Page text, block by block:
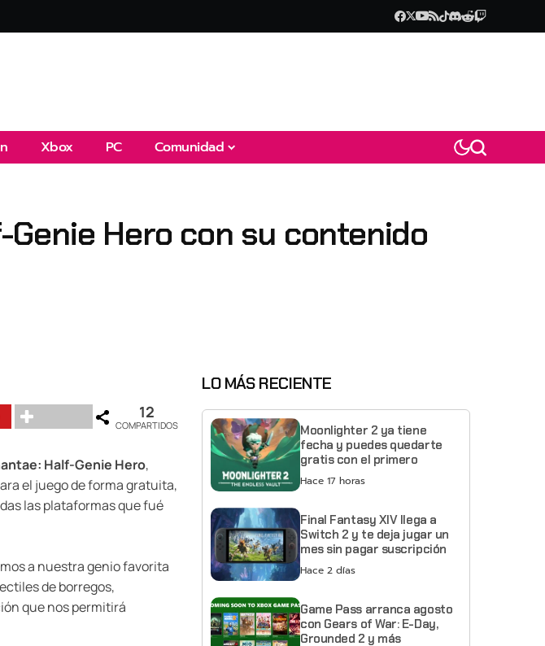
Xbox PC Comunidad
Hero con su contenido
12
COMPARTIDOS
Half-Genie Hero,
el juego de forma gratuita,
las plataformas que fué
a nuestra genio favorita
de borregos,
que nos permitirá
LO MÁS RECIENTE
Moonlighter 2 ya tiene
fecha y puedes quedarte
gratis con el primero
Hace 17 horas
Final Fantasy XIV llega a
Switch 2 y te deja jugar un
mes sin pagar suscripción
Hace 2 días
Game Pass arranca agosto
con Gears of War: E-Day,
Grounded 2 y más